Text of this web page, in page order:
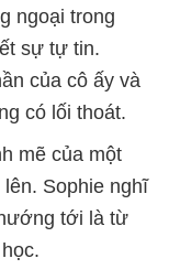
ngoại trong
sự tự tin.
của cô ấy và
có lối thoát.
mẽ của một
Sophie nghĩ
tới là từ